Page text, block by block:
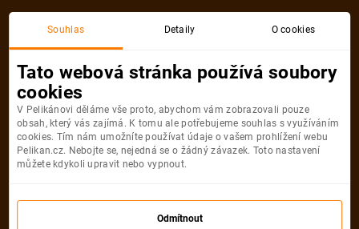
Akční letenka
Litujeme, akční letenka do města už
není dostupná
Souhlas Detaily O cookies
Tato webová stránka používá soubory
cookies
V Pelikánovi děláme vše proto, abychom vám zobrazovali pouze
obsah, který vás zajímá. K tomu ale potřebujeme souhlas s využíváním
cookies. Tím nám umožníte používat údaje o vašem prohlížení webu
Pelikan.cz. Nebojte se, nejedná se o žádný závazek. Toto nastavení
můžete kdykoli upravit nebo vypnout.
Odmítnout